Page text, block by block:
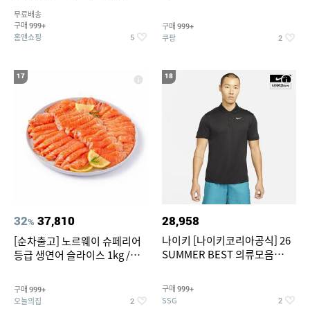
팩 추가증정)
무료배송
구매 999+
홈앤쇼핑 5
구매 999+
쿠팡 2
17
32% 37,810
[순차출고] 노르웨이 슈페리어
등급 생연어 슬라이스 1kg /
구매 999+
오늘의집 2
18
28,958
나이키 [나이키코리아공식] 26
SUMMER BEST 의류모음
구매 999+
SSG 2